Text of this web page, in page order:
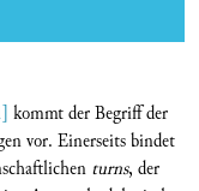
kommt der Begriff der
vor. Einerseits bindet
turns, der